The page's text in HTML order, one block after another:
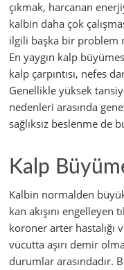
çıkmak, harcanan
kalbin daha çok
ilgili başka bir problem
En yaygın kalp
kalp çarpıntısı, nefes
Genellikle yüksek
nedenleri arasında
sağlıksız beslenme de
Kalp
Kalbin normalden
kan akışını engelleyen
koroner arter hastalığı
vücutta aşırı demir
durumlar arasındadır.